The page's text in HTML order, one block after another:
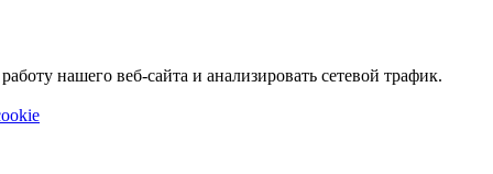
нашего веб-сайта и анализировать сетевой трафик.